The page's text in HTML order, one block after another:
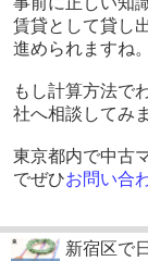
賃貸として貸し
進められますね。
もし計算方法で
社へ相談してみ
東京都内で中古
でぜひお問い合
新宿区で